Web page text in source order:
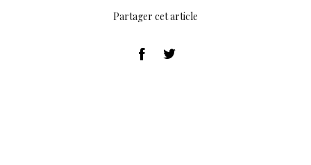
Partager cet article